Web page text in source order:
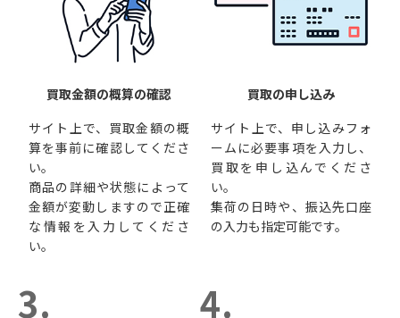
買取金額の概算の確認
サイト上で、買取金額の概
算を事前に確認してくださ
い。
商品の詳細や状態によって
金額が変動しますので正確
な情報を入力してくださ
い。
買取の申し込み
サイト上で、申し込みフォ
ームに必要事項を入力し、
買取を申し込んでくださ
い。
集荷の日時や、振込先口座
の入力も指定可能です。
3. 4.